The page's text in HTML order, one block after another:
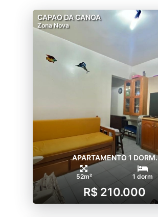
CAPAO DA CANOA
Zona Nova
APARTAMENTO 1 DORM.
52m² 1 dorm
R$ 210.000